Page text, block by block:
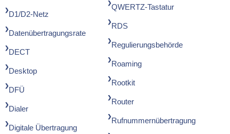
D1/D2-Netz
Datenübertragungsrate
DECT
Desktop
DFÜ
Dialer
Digitale Übertragung
QWERTZ-Tastatur
RDS
Regulierungsbehörde
Roaming
Rootkit
Router
Rufnummernübertragung